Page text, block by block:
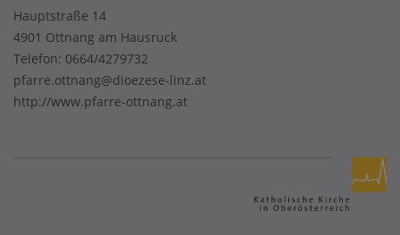
Hauptstraße 14
4901 Ottnang am Hausruck
Telefon: 0664/4279732
pfarre.ottnang@dioezese-linz.at
http://www.pfarre-ottnang.at